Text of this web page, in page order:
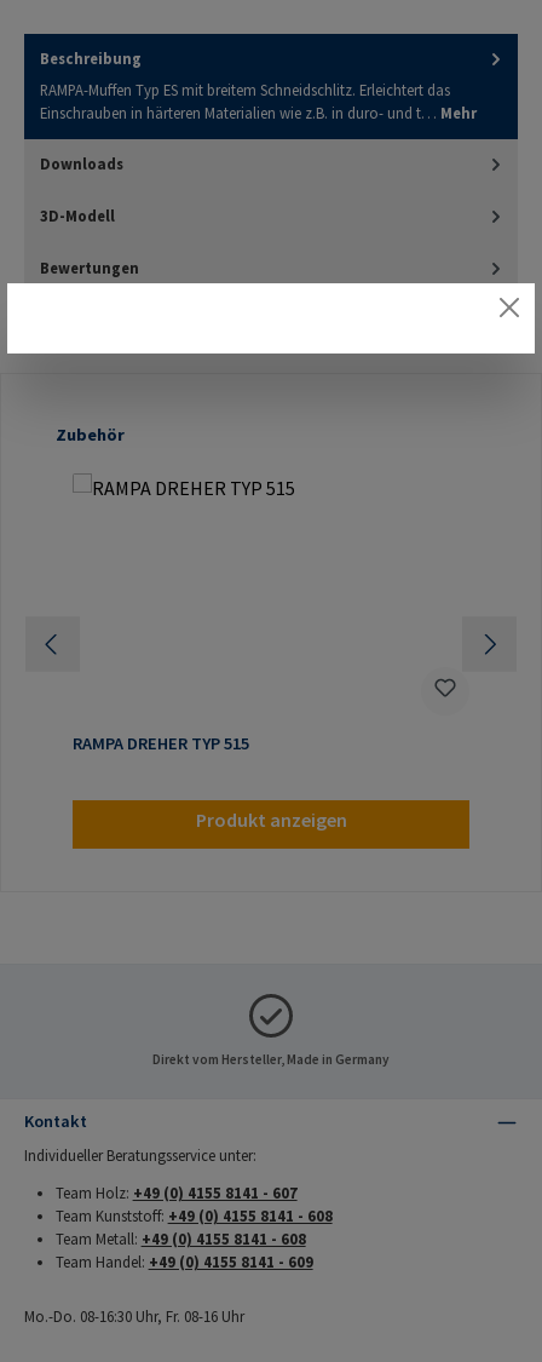
Beschreibung
RAMPA-Muffen Typ ES mit breitem Schneidschlitz. Erleichtert das
Einschrauben in härteren Materialien wie z.B. in duro- und t… Mehr
Downloads
3D-Modell
Bewertungen
Produktgalerie überspringen
Zubehör
RAMPA DREHER TYP 515
Produkt anzeigen
Direkt vom Hersteller, Made in Germany
Kontakt
Individueller Beratungsservice unter:
Team Holz: +49 (0) 4155 8141 - 607
Team Kunststoff: +49 (0) 4155 8141 - 608
Team Metall: +49 (0) 4155 8141 - 608
Team Handel: +49 (0) 4155 8141 - 609
Mo.-Do. 08-16:30 Uhr, Fr. 08-16 Uhr